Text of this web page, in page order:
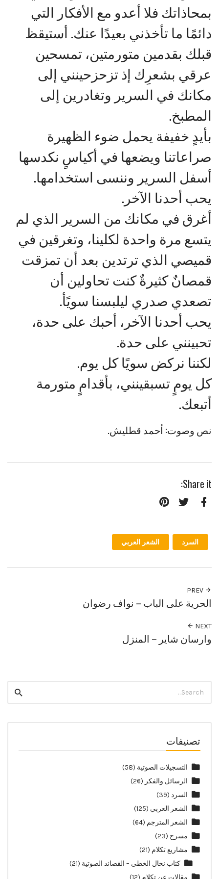
بمحاذاتك فلا أعدو مع الأفكار التي
دائمًا ما تأخذني بعيدًا عنك. أستيقظ
قبلك بقدمين متورمتين، تمسحين
عرقي بشعرِك إذ تزحزحينني إلى
مكانك في السرير وتغادرين إلى
المطبخ.
بأيدٍ خفيفة يحمل ضوء الظهيرة
صراعاتنا ويضعها في أكياسٍ نكدسها
أسفل السرير وننسى استخدامها.
يحب أحدنا الآخر.
أغرق في مكانك من السرير الذي لم
يتسع مرة واحدة لكلينا، وتغرقين في
قميصي الذي ترتدين بعد أن تمزقت
قمصانٌ كثيرةٌ كنت تحاولين أن
تصعدي صدري ليلبسنا سويًأ.
يحب أحدنا الآخر، أحبك على حدة،
تحبينني على حدة.
لكننا نركض سويًا كل يوم.
كل يومٍ تسبقينني، بأقدامٍ متورمة
أتبعك.
نص وصوت: أحمد قطليش.
Share it:
السرد الشعر العربي
الحرية على الباب – نواف رضوان
NEXT
وارسان شاير – المنزل
for:
تصنيفات
التسجيلات الصوتية (58)
الرسائل والفكر (26)
السرد (39)
الشعر العربي (125)
الشعر المترجم (64)
مسرح (23)
مشاريع تكلام (21)
كتاب نخال الخطى – القصائد الصوتية (21)